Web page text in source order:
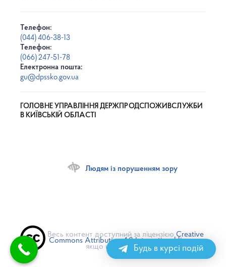
Телефон:
(044) 406-38-13
Телефон:
(066) 247-51-78
Електронна пошта:
gu@dpssko.gov.ua
ГОЛОВНЕ УПРАВЛІННЯ ДЕРЖПРОДСПОЖИВСЛУЖБИ
В КИЇВСЬКІЙ ОБЛАСТІ
Людям із порушенням зору
Весь контент доступний за ліцензієюCreative
Commons Attribution 4.0 International license,
якщо не зазначено іншеБудь в курсі подій